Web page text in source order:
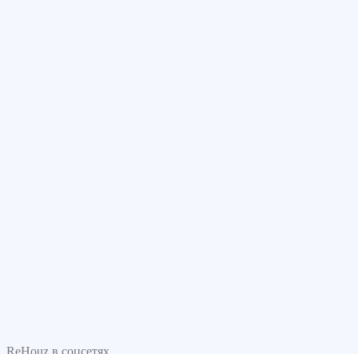
ReHouz в соцсетях